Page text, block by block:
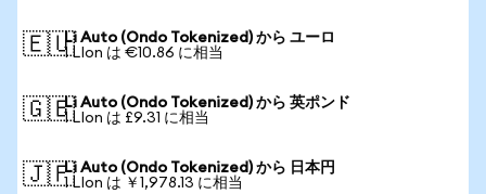
🇪🇺Li Auto (Ondo Tokenized) から ユーロ
1 LIon は €10.86 に相当
🇬🇧Li Auto (Ondo Tokenized) から 英ポンド
1 LIon は £9.31 に相当
🇯🇵Li Auto (Ondo Tokenized) から 日本円
1 LIon は ￥1,978.13 に相当